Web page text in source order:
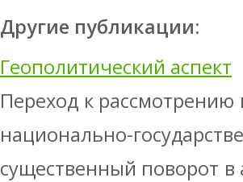
Другие публикации:
Геополитический аспект
Переход к рассмотрению
национально-
существенный поворот